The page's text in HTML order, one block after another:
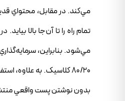
مي‌کند. در مقابل، محتواي
تمام راه را تا آن‌جا بالا
مي‌شود. بنابراين،
80/20 کلاسيک. به
بدون نوشتن پست واقعي